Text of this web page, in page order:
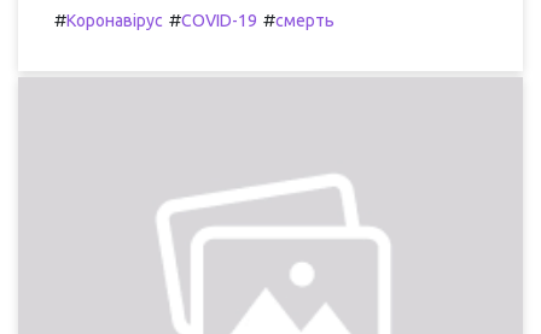
#Коронавірус #COVID-19 #смерть